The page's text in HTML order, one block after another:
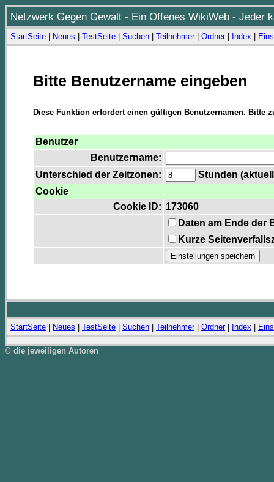
Netzwerk Gegen Gewalt - Ein Offenes WikiWeb - Jeder
StartSeite Neues TestSeite Suchen Teilnehmer| Ordner| Index
Bitte Benutzername eingeben
Diese Funktion erfordert einen gültigen Benutzernamen. Bitte
Benutzer
Benutzername:
Unterschied der Zeitzonen:
Stunden
Cookie
Cookie ID: 173060
Daten am Ende der
Kurze
StartSeite Neues TestSeite Suchen Teilnehmer| Ordner| Index
© die jeweiligen Autoren